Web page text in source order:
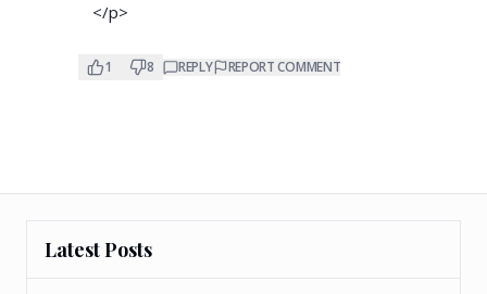
</p>
1 8 REPLY REPORT COMMENT
Latest Posts